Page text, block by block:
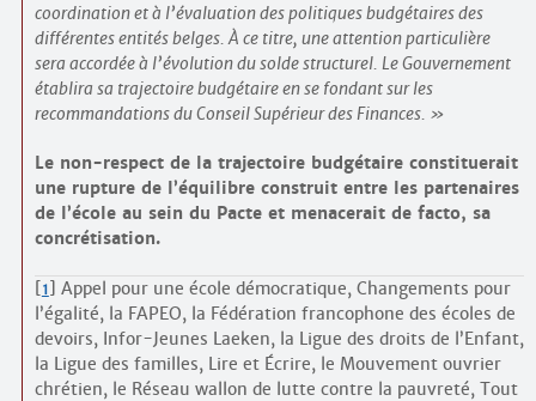
coordination et à l’évaluation des politiques budgétaires des
différentes entités belges. À ce titre, une attention particulière
sera accordée à l’évolution du solde structurel. Le Gouvernement
établira sa trajectoire budgétaire en se fondant sur les
recommandations du Conseil Supérieur des Finances.
Le non-respect de la trajectoire budgétaire constituerait
une rupture de l’équilibre construit entre les partenaires
de l’école au sein du Pacte et menacerait de facto, sa
concrétisation.
[1] Appel pour une école démocratique, Changements pour
l’égalité, la FAPEO, la Fédération francophone des écoles de
devoirs, Infor-Jeunes Laeken, la Ligue des droits de l’Enfant,
la Ligue des familles, Lire et Écrire, le Mouvement ouvrier
chrétien, le Réseau wallon de lutte contre la pauvreté, Tout